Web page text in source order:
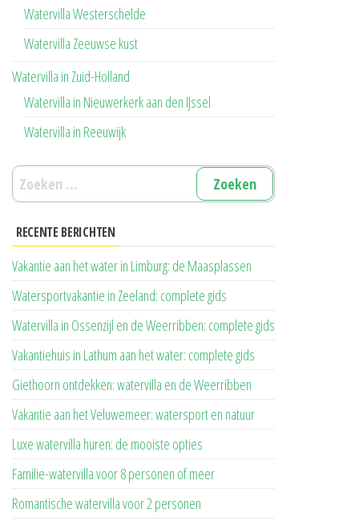
Watervilla Westerschelde
Watervilla Zeeuwse kust
Watervilla in Zuid-Holland
Watervilla in Nieuwerkerk aan den IJssel
Watervilla in Reeuwijk
Zoeken
naar:
RECENTE BERICHTEN
Vakantie aan het water in Limburg: de Maasplassen
Watersportvakantie in Zeeland: complete gids
Watervilla in Ossenzijl en de Weerribben: complete gids
Vakantiehuis in Lathum aan het water: complete gids
Giethoorn ontdekken: watervilla en de Weerribben
Vakantie aan het Veluwemeer: watersport en natuur
Luxe watervilla huren: de mooiste opties
Familie-watervilla voor 8 personen of meer
Romantische watervilla voor 2 personen